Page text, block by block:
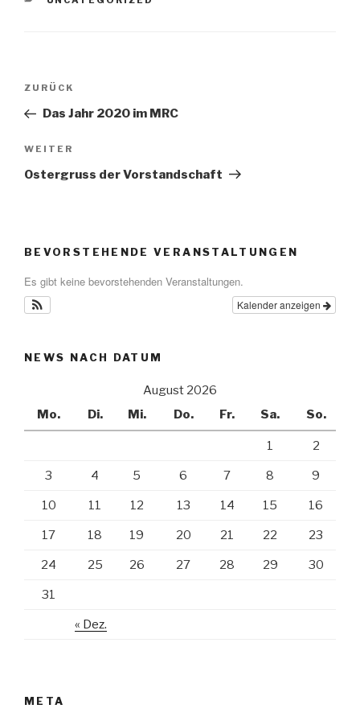
Beitragsnavigation
Vorheriger
Beitrag
ZURÜCK
Das Jahr 2020 im MRC
Nächster
Beitrag
WEITER
Ostergruss der Vorstandschaft
BEVORSTEHENDE VERANSTALTUNGEN
Es gibt keine bevorstehenden Veranstaltungen.
Kalender anzeigen
NEWS NACH DATUM
August 2026
Mo.
Di. Mi. Do. Fr. Sa. So.
« Dez.
1 2
3 4 5 6 7 8 9
10 11 12 13 14 15 16
17 18 19 20 21 22 23
24 25 26 27 28 29 30
31
META